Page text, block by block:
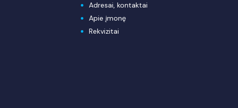
Adresai, kontaktai
Apie įmonę
Rekvizitai